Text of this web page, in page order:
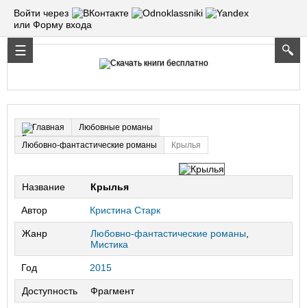
Войти через
или Форму входа
Главная
Любовные романы
Любовно-фантастические романы
Крылья
Название Крылья
Автор Кристина Старк
Жанр Любовно-фантастические романы,
Мистика
Год 2015
Доступность Фрагмент